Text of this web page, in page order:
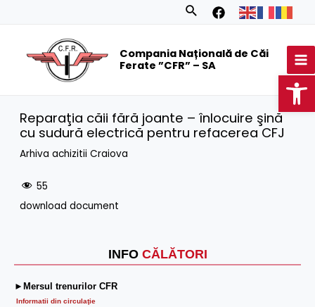
Search
Compania Națională de Căi
Ferate ”CFR” – SA
INFO CĂLĂTORI
►Mersul trenurilor CFR
Informatii din circulaţie
Reparaţia căii fără joante – înlocuire şină
cu sudură electrică pentru refacerea CFJ
Arhiva achizitii Craiova
55
download document